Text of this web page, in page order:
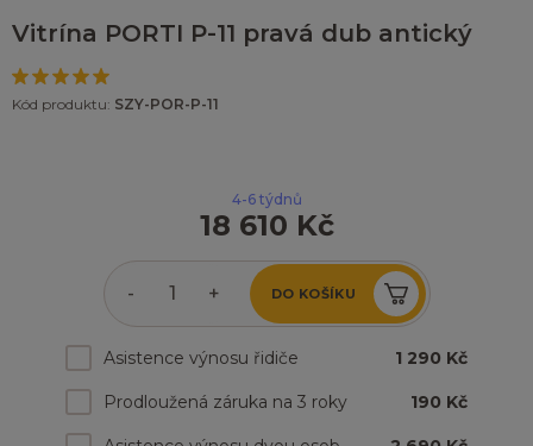
Vitrína PORTI P-11 pravá dub antický
Kód produktu: SZY-POR-P-11
4-6 týdnů
18 610 Kč
- + DO KOŠÍKU
Asistence výnosu řidiče 1 290 Kč
Prodloužená záruka na 3 roky 190 Kč